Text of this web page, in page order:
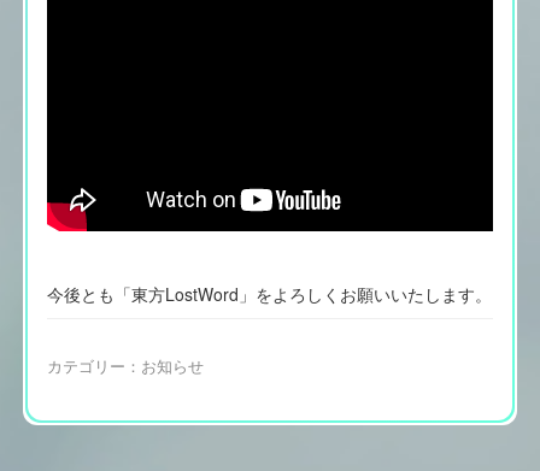
今後とも「東方LostWord」をよろしくお願いいたします。
カテゴリー： お知らせ